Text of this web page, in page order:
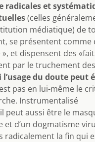
radicales et
(celles
médiatique) de
se présentent comme
», et dispensent des
par le truchement
du doute peut
pas en lui-même le
Instrumentalisé
peut aussi être le
et d’un dogmatisme
radicalement la fin qui